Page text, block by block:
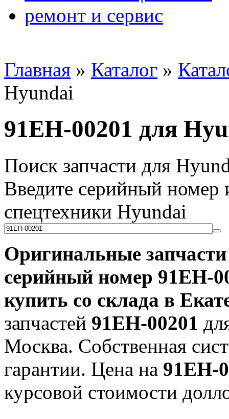
ремонт и сервис
Главная » Каталог »
Hyundai
91EH-00201 для
Поиск запчасти для
Введите серийный номер
спецтехники Hyundai
Оригинальные
серийный номер 91EH-
купить со склада в
запчастей 91EH-00201
Москва. Собственная
гарантии. Цена на 91EH-
курсовой стоимости